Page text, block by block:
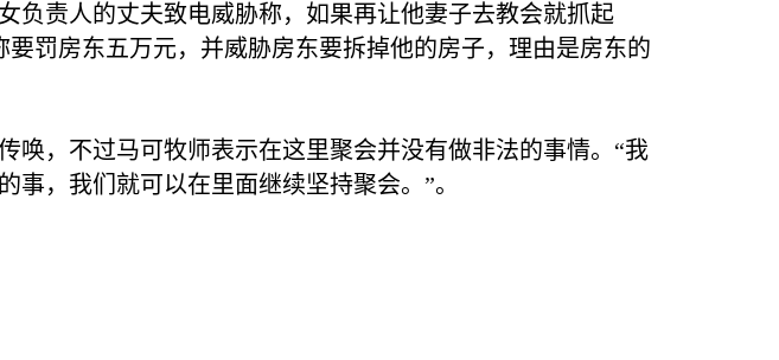
负责人的丈夫致电威胁称，如果再让他妻子去教会就抓起
要罚房东五万元，并威胁房东要拆掉他的房子，理由是房东的
唤，不过马可牧师表示在这里聚会并没有做非法的事情。“我
事，我们就可以在里面继续坚持聚会。”。